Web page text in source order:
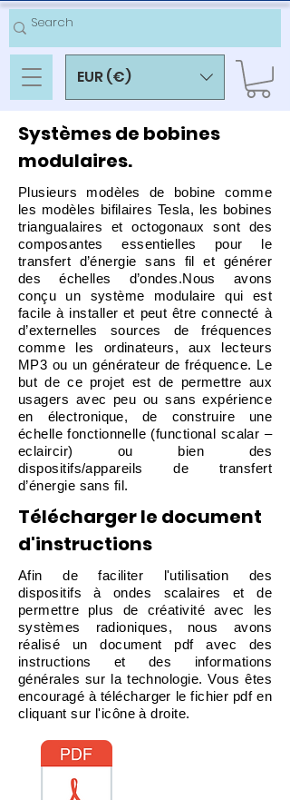
EUR (€)
Systèmes de bobines
modulaires.
Plusieurs modèles de bobine comme
les modèles bifilaires Tesla, les bobines
triangualaires et octogonaux sont des
composantes essentielles pour le
transfert d’énergie sans fil et générer
des échelles d’ondes.Nous avons
conçu un système modulaire qui est
facile à installer et peut être connecté à
d’externelles sources de fréquences
comme les ordinateurs, aux lecteurs
MP3 ou un générateur de fréquence. Le
but de ce projet est de permettre aux
usagers avec peu ou sans expérience
en électronique, de construire une
échelle fonctionnelle (functional scalar –
eclaircir) ou bien des
dispositifs/appareils de transfert
d’énergie sans fil.
Télécharger le document
d'instructions
Afin de faciliter l'utilisation des
dispositifs à ondes scalaires et de
permettre plus de créativité avec les
systèmes radioniques, nous avons
réalisé un document pdf avec des
instructions et des informations
générales sur la technologie. Vous êtes
encouragé à télécharger le fichier pdf en
cliquant sur l'icône à droite.